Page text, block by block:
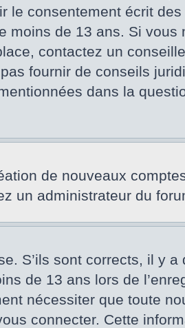
consentement écrit
de 13 ans. Si vous
contactez un
fournir de conseils
dans la
de nouveaux
un administrateur du
S’ils sont corrects, il y a
de 13 ans lors de
nécessiter que toute
connecter. Cette